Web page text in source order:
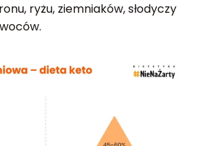
ryżu, ziemniaków, słodyczy